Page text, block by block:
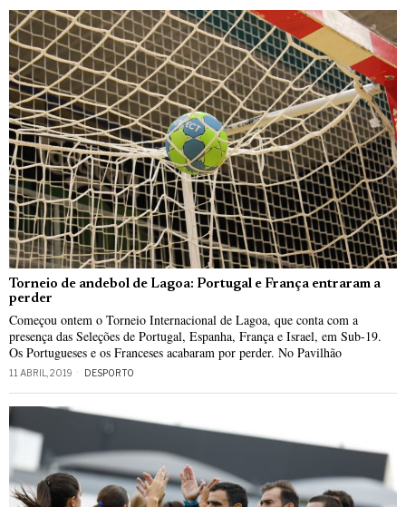
Torneio de andebol de Lagoa: Portugal e França entraram a
perder
Começou ontem o Torneio Internacional de Lagoa, que conta com a
presença das Seleções de Portugal, Espanha, França e Israel, em Sub-19.
Os Portugueses e os Franceses acabaram por perder. No Pavilhão
11 ABRIL, 2019 DESPORTO